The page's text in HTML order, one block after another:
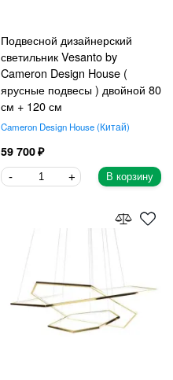
Подвесной дизайнерский
светильник Vesanto by
Cameron Design House (
ярусные подвесы ) двойной 80
см + 120 см
Cameron Design House Китай
59 700
В корзину